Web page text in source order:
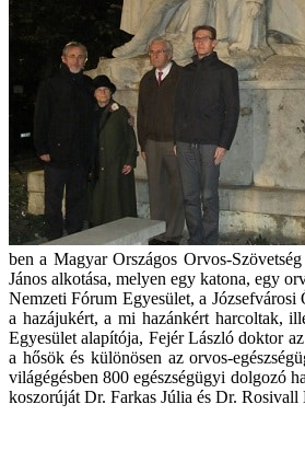
ben a Magyar Országos Orvos-
János alkotása, melyen egy katona, egy
Nemzeti Fórum Egyesület, a
a hazájukért, a mi hazánkért harcoltak,
Egyesület alapítója, Fejér László doktor
a hősök és különösen az orvos-
világégésben 800 egészségügyi dolgozó
koszorúját Dr. Farkas Júlia és Dr. Rosivall